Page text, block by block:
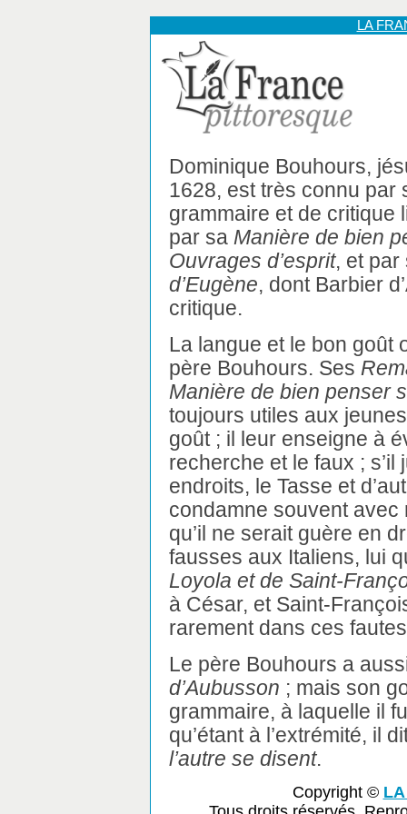
LA
Dominique Bouhours,
1628, est très connu par
grammaire et de critique
par sa Manière de bien
Ouvrages d’esprit, et
d’Eugène, dont Barbier
critique.
La langue et le bon goût
père Bouhours. Ses
Manière de bien penser
toujours utiles aux
goût ; il leur enseigne à
recherche et le faux ;
endroits, le Tasse et
condamne souvent
qu’il ne serait guère en
fausses aux Italiens, lui
Loyola et de Saint-
à César, et Saint-
rarement dans ces
Le père Bouhours a
d’Aubusson ; mais son
grammaire, à laquelle il
qu’étant à l’extrémité, il
l’autre se disent.
Copyright ©